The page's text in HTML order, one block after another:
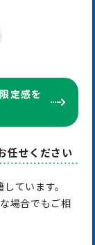
定感を
任せください
ています。
場合でもご相